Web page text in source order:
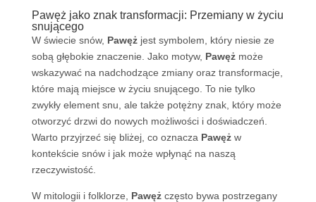
Pawęż jako znak transformacji: Przemiany w życiu
snującego
W świecie snów, Pawężjest symbolem, który niesie ze
sobą głębokie znaczenie. Jako motyw, Pawężmoże
wskazywać na nadchodzące zmiany oraz transformacje,
które mają miejsce w życiu snującego. To nie tylko
zwykły element snu, ale także potężny znak, który może
otworzyć drzwi do nowych możliwości i doświadczeń.
Warto przyjrzeć się bliżej, co oznacza Pawężw
kontekście snów i jak może wpłynąć na naszą
rzeczywistość.
W mitologii i folklorze, Pawężczęsto bywa postrzegany